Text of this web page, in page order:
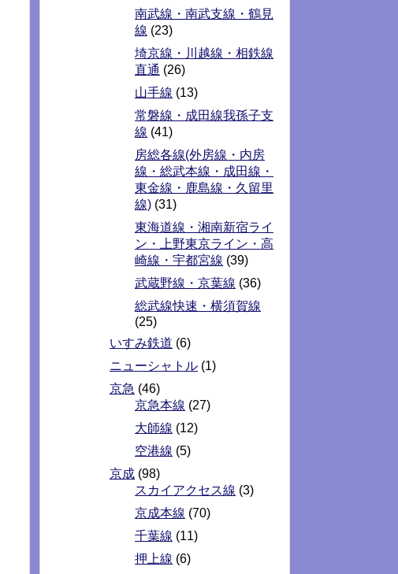
南武線・南武支線・鶴見
線 (23)
埼京線・川越線・相鉄線
直通 (26)
山手線 (13)
常磐線・成田線我孫子支
線 (41)
房総各線(外房線・内房
線・総武本線・成田線・
東金線・鹿島線・久留里
線) (31)
東海道線・湘南新宿ライ
ン・上野東京ライン・高
崎線・宇都宮線 (39)
武蔵野線・京葉線 (36)
総武線快速・横須賀線
(25)
いすみ鉄道 (6)
ニューシャトル (1)
京急 (46)
京急本線 (27)
大師線 (12)
空港線 (5)
京成 (98)
スカイアクセス線 (3)
京成本線 (70)
千葉線 (11)
押上線 (6)